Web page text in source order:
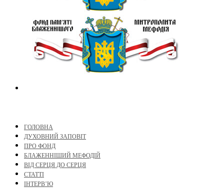
ГОЛОВНА
ДУХОВНИЙ ЗАПОВІТ
ПРО ФОНД
БЛАЖЕННІШИЙ МЕФОДІЙ
ВІД СЕРЦЯ ДО СЕРЦЯ
СТАТТІ
ІНТЕРВ’Ю